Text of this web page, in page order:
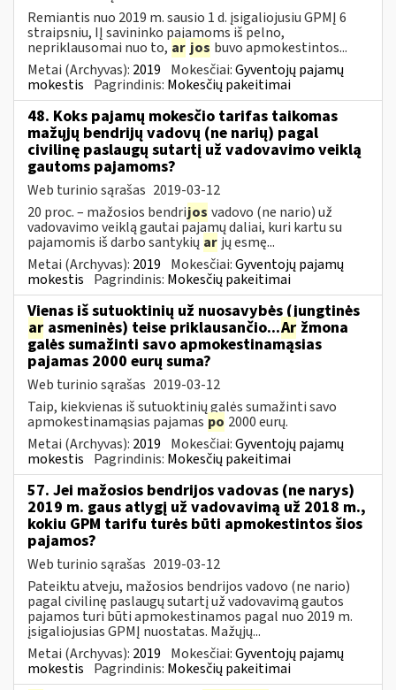
Remiantis nuo 2019 m. sausio 1 d. įsigaliojusiu GPMĮ 6
straipsniu, IĮ savininko pajamoms iš pelno,
nepriklausomai nuo to, ar jos buvo apmokestintos...
Metai (Archyvas): 2019 Mokesčiai:Gyventojų pajamų
mokestis Pagrindinis: Mokesčių pakeitimai
48. Koks pajamų mokesčio tarifas taikomas
mažųjų bendrijų vadovų (ne narių) pagal
civilinę paslaugų sutartį už vadovavimo veiklą
gautoms pajamoms?
Web turinio sąrašas 2019-03-12
20 proc. – mažosios bendrijos vadovo (ne nario) už
vadovavimo veiklą gautai pajamų daliai, kuri kartu su
pajamomis iš darbo santykių ar jų esmę...
Metai (Archyvas): 2019 Mokesčiai:Gyventojų pajamų
mokestis Pagrindinis: Mokesčių pakeitimai
Vienas iš sutuoktinių už nuosavybės (jungtinės
ar asmeninės) teise priklausančio...Ar žmona
galės sumažinti savo apmokestinamąsias
pajamas 2000 eurų suma?
Web turinio sąrašas 2019-03-12
Taip, kiekvienas iš sutuoktinių galės sumažinti savo
apmokestinamąsias pajamas po 2000 eurų.
Metai (Archyvas): 2019 Mokesčiai:Gyventojų pajamų
mokestis Pagrindinis: Mokesčių pakeitimai
57. Jei mažosios bendrijos vadovas (ne narys)
2019 m. gaus atlygį už vadovavimą už 2018 m.,
kokiu GPM tarifu turės būti apmokestintos šios
pajamos?
Web turinio sąrašas 2019-03-12
Pateiktu atveju, mažosios bendrijos vadovo (ne nario)
pagal civilinę paslaugų sutartį už vadovavimą gautos
pajamos turi būti apmokestinamos pagal nuo 2019 m.
įsigaliojusias GPMĮ nuostatas. Mažųjų...
Metai (Archyvas): 2019 Mokesčiai:Gyventojų pajamų
mokestis Pagrindinis: Mokesčių pakeitimai